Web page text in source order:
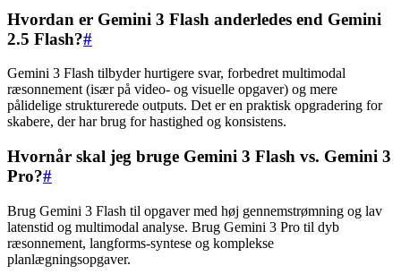
Hvordan er Gemini 3 Flash anderledes end Gemini
2.5 Flash?#
Gemini 3 Flash tilbyder hurtigere svar, forbedret multimodal
ræsonnement (især på video- og visuelle opgaver) og mere
pålidelige strukturerede outputs. Det er en praktisk opgradering for
skabere, der har brug for hastighed og konsistens.
Hvornår skal jeg bruge Gemini 3 Flash vs. Gemini 3
Pro?#
Brug Gemini 3 Flash til opgaver med høj gennemstrømning og lav
latenstid og multimodal analyse. Brug Gemini 3 Pro til dyb
ræsonnement, langforms-syntese og komplekse
planlægningsopgaver.